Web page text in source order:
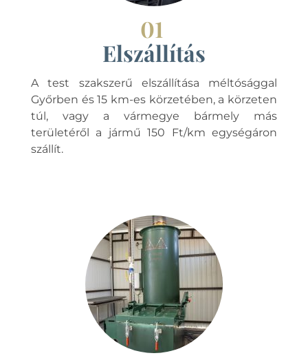
01
Elszállítás
A test szakszerű elszállítása méltósággal
Győrben és 15 km-es körzetében, a körzeten
túl, vagy a vármegye bármely más
területéről a jármű 150 Ft/km egységáron
szállít.